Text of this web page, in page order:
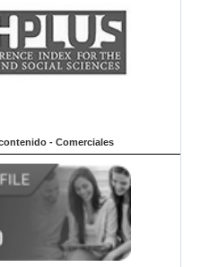
- Comerciales